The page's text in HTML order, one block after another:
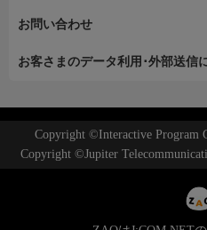
お問い合わせ
お客さまのデータ利用･外部送信
Copyright ©Interactive Program
Copyright ©Jupiter